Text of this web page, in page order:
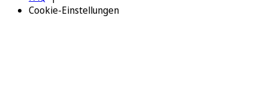
Cookie-Einstellungen